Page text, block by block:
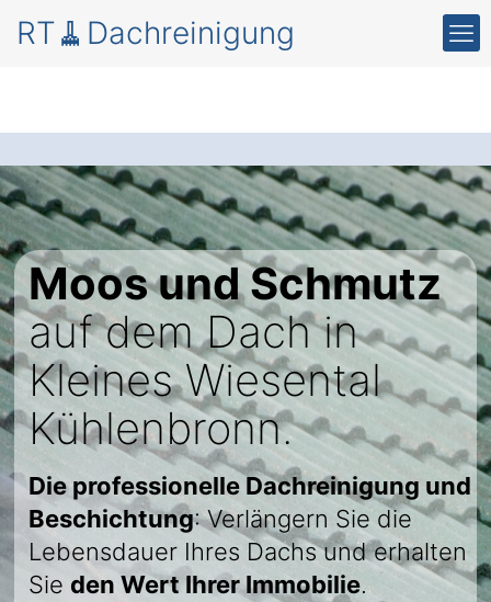
RT🧹Dachreinigung
Moos und Schmutz
auf dem Dach in
Kleines Wiesental
Kühlenbronn.
Die professionelle Dachreinigung und
Beschichtung: Verlängern Sie die
Lebensdauer Ihres Dachs und erhalten
Sie den Wert Ihrer Immobilie.